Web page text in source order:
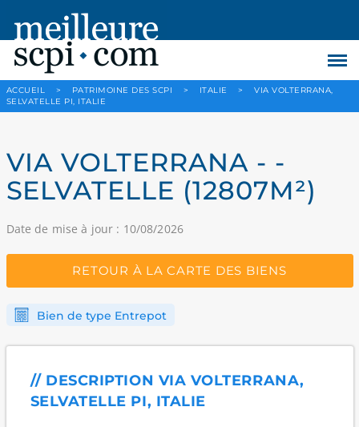
ACCUEIL > PATRIMOINE DES SCPI > ITALIE >
VIA VOLTERRANA,
SELVATELLE PI, ITALIE
VIA VOLTERRANA - -
SELVATELLE (12807M²)
Date de mise à jour : 10/08/2026
RETOUR À LA CARTE DES BIENS
Bien de type Entrepot
// DESCRIPTION VIA VOLTERRANA,
SELVATELLE PI, ITALIE